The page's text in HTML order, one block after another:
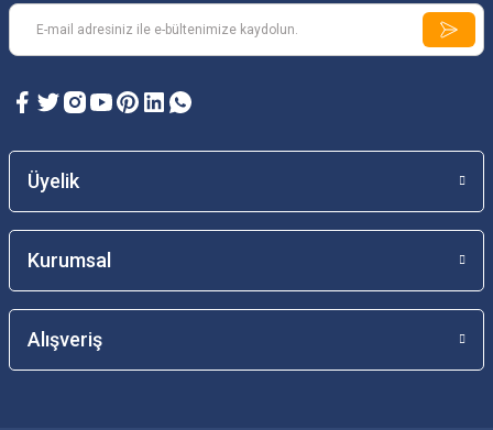
Üyelik
Kurumsal
Alışveriş